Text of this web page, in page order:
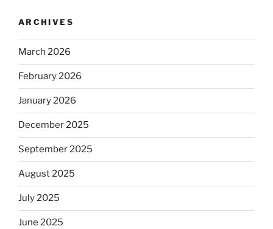
ARCHIVES
March 2026
February 2026
January 2026
December 2025
September 2025
August 2025
July 2025
June 2025